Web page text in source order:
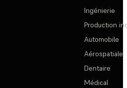
Ingénierie
Production
Automobile
Aérospatiale
Dentaire
Médical